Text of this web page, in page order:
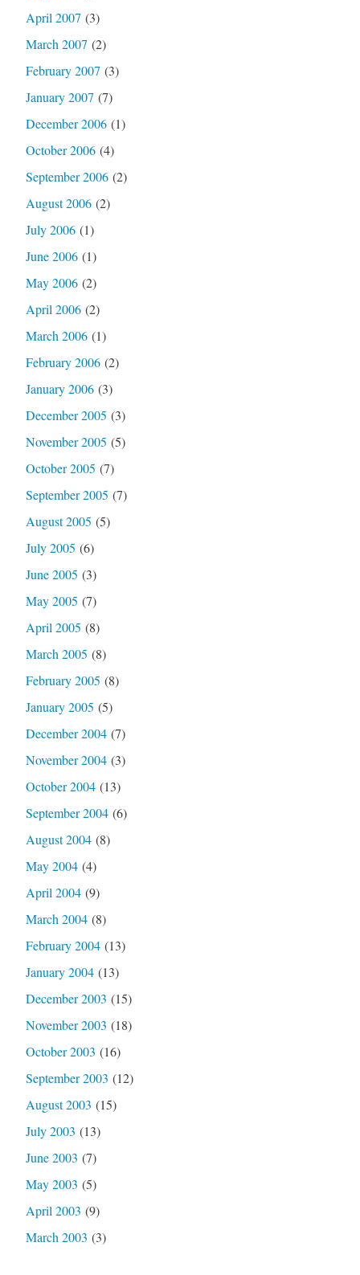
April 2007 (3)
March 2007 (2)
February 2007 (3)
January 2007 (7)
December 2006(1)
October 2006(4)
September 2006(2)
August 2006(2)
July 2006(1)
June 2006(1)
May 2006(2)
April 2006(2)
March 2006(1)
February 2006(2)
January 2006(3)
December 2005 (3)
November 2005 (5)
October 2005 (7)
September 2005 (7)
August 2005 (5)
July 2005 (6)
June 2005 (3)
May 2005 (7)
April 2005 (8)
March 2005 (8)
February 2005 (8)
January 2005 (5)
December 2004(7)
November 2004(3)
October 2004(13)
September 2004(6)
August 2004(8)
May 2004(4)
April 2004(9)
March 2004(8)
February 2004(13)
January 2004(13)
December 2003 (15)
November 2003 (18)
October 2003 (16)
September 2003 (12)
August 2003 (15)
July 2003 (13)
June 2003 (7)
May 2003 (5)
April 2003 (9)
March 2003 (3)